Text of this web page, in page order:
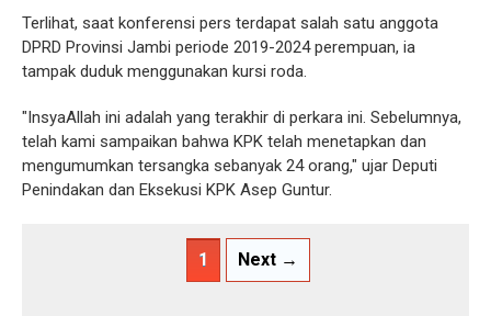
Terlihat, saat konferensi pers terdapat salah satu anggota
DPRD Provinsi Jambi periode 2019-2024 perempuan, ia
tampak duduk menggunakan kursi roda.
"InsyaAllah ini adalah yang terakhir di perkara ini. Sebelumnya,
telah kami sampaikan bahwa KPK telah menetapkan dan
mengumumkan tersangka sebanyak 24 orang," ujar Deputi
Penindakan dan Eksekusi KPK Asep Guntur.
1 Next →